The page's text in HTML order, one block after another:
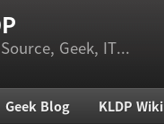
Geek, IT...
Geek Blog KLDP Wiki